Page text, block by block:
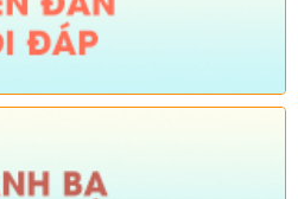
nghị tổng kết năm học 2025-
học 2026-2027)